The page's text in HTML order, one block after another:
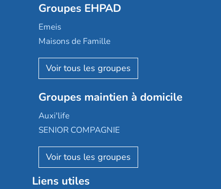
Mobicap
Domusvi
Happy Senior
Aquarelia
Nexity edenea
Les jardins d'Arcadie
Occitalia
Appartseniors
Reseda
Stella management
Les villages d'or
Groupes EHPAD
Emeis
Maisons de Famille
Korian
Emera
Groupe SOS
Le Noble Âge
Almage
Résidalya
Groupe aplus
Groupes maintien à domicile
Auxi'life
SENIOR COMPAGNIE
AGE D'OR Services
Liens utiles